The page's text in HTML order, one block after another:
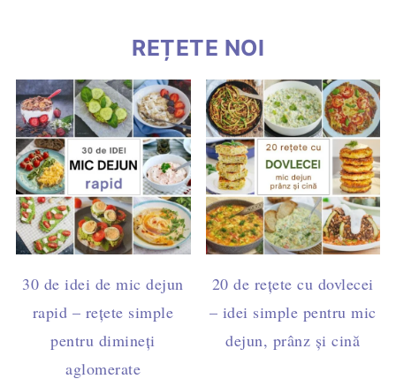
REȚETE NOI
30 de idei de mic dejun
rapid – rețete simple
pentru dimineți
aglomerate
20 de rețete cu dovlecei
– idei simple pentru mic
dejun, prânz și cină